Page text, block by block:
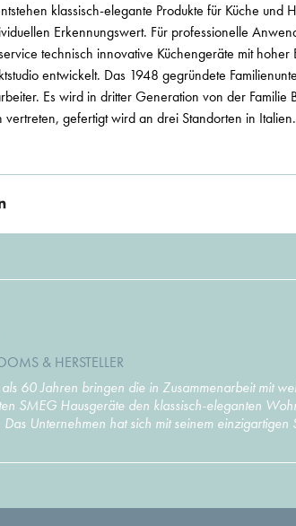
klassisch-elegante Produkte für Küche und
Erkennungswert. Für professionelle
technisch innovative Küchengeräte mit hoher
entwickelt. Das 1948 gegründete
Es wird in dritter Generation von der Familie
gefertigt wird an drei Standorten in Italien.
& HERSTELLER
60 Jahren bringen die in Zusammenarbeit mit
SMEG Hausgeräte den klassisch-eleganten
Das Unternehmen hat sich mit seinem einzigartigen